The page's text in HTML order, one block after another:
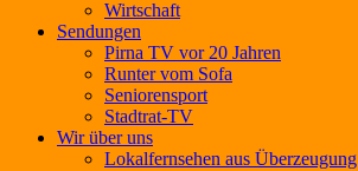
Wirtschaft
Sendungen
Pirna TV vor 20 Jahren
Runter vom Sofa
Seniorensport
Stadtrat-TV
Wir über uns
Lokalfernsehen aus Überzeugung